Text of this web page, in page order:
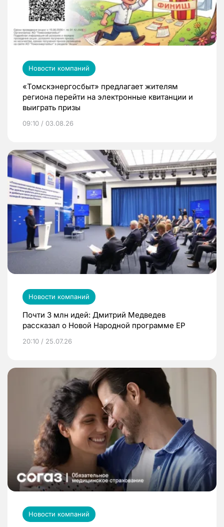
Новости компаний
«Томскэнергосбыт» предлагает жителям
региона перейти на электронные квитанции и
выиграть призы
09:10 / 03.08.26
Новости компаний
Почти 3 млн идей: Дмитрий Медведев
рассказал о Новой Народной программе ЕР
20:10 / 25.07.26
Новости компаний